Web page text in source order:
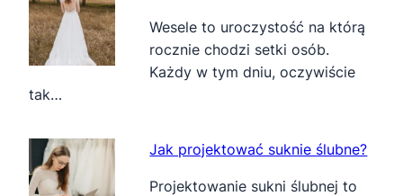
Wesele to uroczystość na którą
rocznie chodzi setki osób.
Każdy w tym dniu, oczywiście
tak…
Jak projektować suknie ślubne?
Projektowanie sukni ślubnej to